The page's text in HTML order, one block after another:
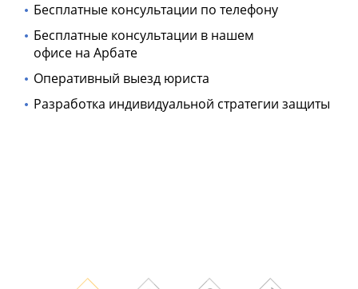
Бесплатные консультации по телефону
Бесплатные консультации в нашем
офисе на Арбате
Оперативный выезд юриста
Разработка индивидуальной стратегии защиты